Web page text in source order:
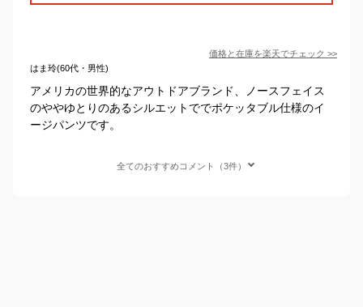
価格と在庫を楽天でチェック >>
はま玲(60代・男性)
アメリカの世界的なアウトドアブランド、ノースフェイス
のややゆとりのあるシルエットででポケッタブル仕様のイ
ージパンツです。
全てのおすすめコメント（3件）